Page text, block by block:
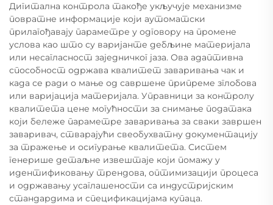
Дигитална контрола такође укључује механизме
повратне информације који аутоматски
прилагођавају параметре у одговору на промене
услова као што су варијанте дебљине материјала
или несагласност заједничког јаза. Ова адаптивна
способност одржава квалитет заваривања чак и
када се ради о мање од савршене припреме зглобова
или варијација материјала. Управници за контролу
квалитета цене могућности за снимање података
који бележе параметре заваривања за сваки завршен
заваривач, стварајући свеобухватну документацију
за тражење и осигурање квалитета. Систем
генерише детаљне извештаје који помажу у
идентификовању трендова, оптимизацији процеса
и одржавању усаглашености са индустријским
стандардима и спецификацијама купаца.